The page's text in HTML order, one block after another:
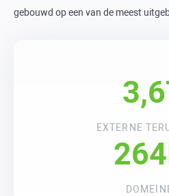
gebouwd op een van de meest
EXTERNE